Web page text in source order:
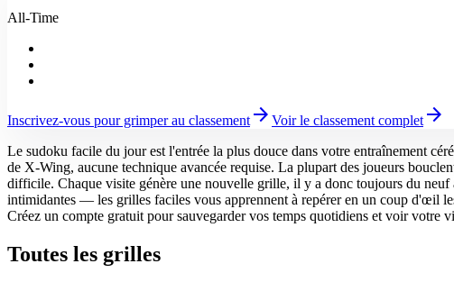
All-Time
Inscrivez-vous pour grimper au classement arrow_forward Voir le classement complet arrow_forward
Le sudoku facile du jour est l'entrée la plus douce dans votre entraînement
de X-Wing, aucune technique avancée requise. La plupart des joueurs
difficile. Chaque visite génère une nouvelle grille, il y a donc toujours du
intimidantes — les grilles faciles vous apprennent à repérer en un coup d'œil
Créez un compte gratuit pour sauvegarder vos temps quotidiens et voir votre
Toutes les grilles